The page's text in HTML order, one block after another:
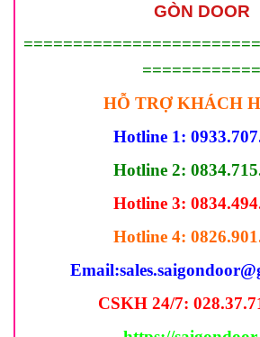
GÒN DOOR
============
HỖ TRỢ KHÁCH
Hotline 1:
Hotline 2:
Hotline 3:
Hotline 4:
Email:
CSKH 24/7: